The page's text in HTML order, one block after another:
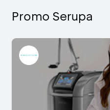
Promo Serupa